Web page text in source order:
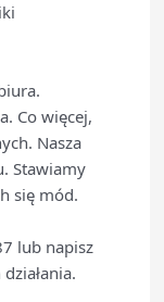
Co więcej,
Nasza
Stawiamy
się mód.
lub napisz